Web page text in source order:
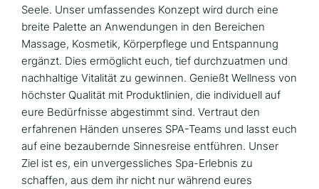
Seele. Unser umfassendes Konzept wird durch eine
breite Palette an Anwendungen in den Bereichen
Massage, Kosmetik, Körperpflege und Entspannung
ergänzt. Dies ermöglicht euch, tief durchzuatmen und
nachhaltige Vitalität zu gewinnen. Genießt Wellness von
höchster Qualität mit Produktlinien, die individuell auf
eure Bedürfnisse abgestimmt sind. Vertraut den
erfahrenen Händen unseres SPA-Teams und lasst euch
auf eine bezaubernde Sinnesreise entführen. Unser
Ziel ist es, ein unvergessliches Spa-Erlebnis zu
schaffen, aus dem ihr nicht nur während eures